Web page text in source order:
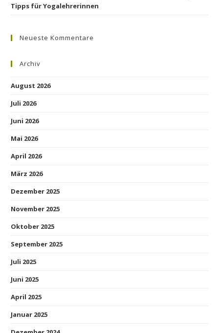
Tipps für Yogalehrerinnen
Neueste Kommentare
Archiv
August 2026
Juli 2026
Juni 2026
Mai 2026
April 2026
März 2026
Dezember 2025
November 2025
Oktober 2025
September 2025
Juli 2025
Juni 2025
April 2025
Januar 2025